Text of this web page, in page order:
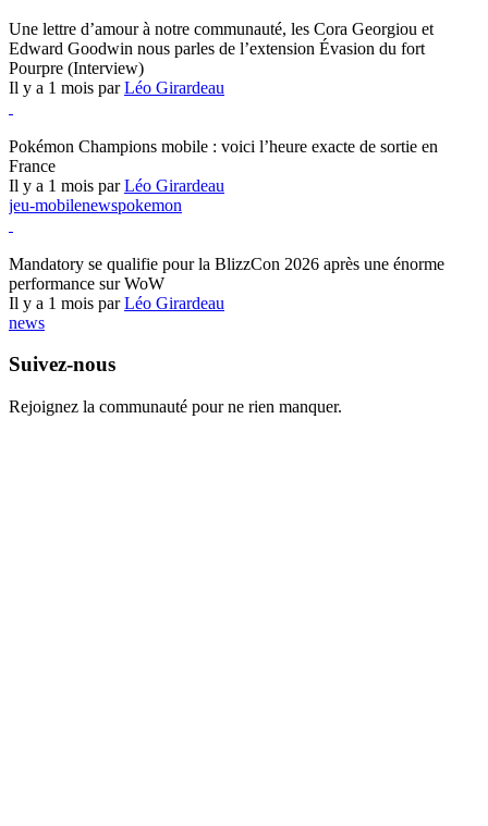
Une lettre d’amour à notre communauté, les Cora Georgiou et
Edward Goodwin nous parles de l’extension Évasion du fort
Pourpre (Interview)
Il y a 1 mois parLéo Girardeau
Pokémon Champions mobile : voici l’heure exacte de sortie en
France
Il y a 1 mois parLéo Girardeau
jeu-mobilenewspokemon
Mandatory se qualifie pour la BlizzCon 2026 après une énorme
performance sur WoW
Il y a 1 mois parLéo Girardeau
news
Suivez-nous
Rejoignez la communauté pour ne rien manquer.